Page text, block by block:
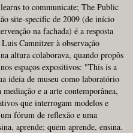
to communicate; The Public
site-specific de 2009 (de início
na fachada) é a resposta
Camnitzer à observação
altura colaborava, quando propôs
espaços expositivos: "This is a
ideia de museu como laboratório
e a arte contemporânea,
que interrogam modelos e
fórum de reflexão e uma
aprende; quem aprende, ensina.